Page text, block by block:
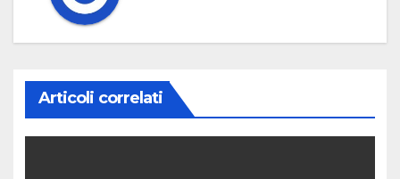
Articoli correlati